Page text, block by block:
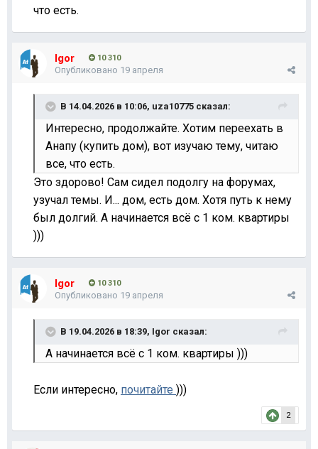
что есть.
Igor 10 310
Опубликовано 19 апреля
В 14.04.2026 в 10:06, uza10775 сказал:
Интересно, продолжайте. Хотим переехать в
Анапу (купить дом), вот изучаю тему, читаю
все, что есть.
Это здорово! Сам сидел подолгу на форумах,
узучал темы. И... дом, есть дом. Хотя путь к нему
был долгий. А начинается всё с 1 ком. квартиры
)))
Igor 10 310
Опубликовано 19 апреля
В 19.04.2026 в 18:39, Igor сказал:
А начинается всё с 1 ком. квартиры )))
Если интересно, почитайте )))
2